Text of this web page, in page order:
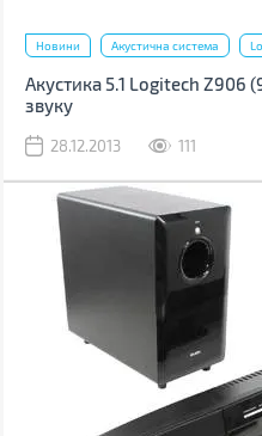
Новини Акустична система
Акустика 5.1 Logitech Z906
звуку
28.12.2013 111